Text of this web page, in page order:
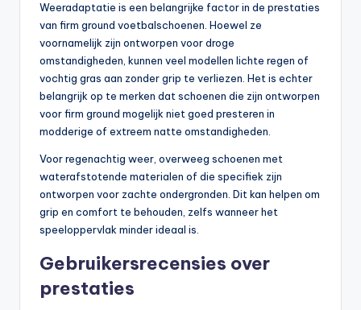
Weeradaptatie is een belangrijke factor in de prestaties
van firm ground voetbalschoenen. Hoewel ze
voornamelijk zijn ontworpen voor droge
omstandigheden, kunnen veel modellen lichte regen of
vochtig gras aan zonder grip te verliezen. Het is echter
belangrijk op te merken dat schoenen die zijn ontworpen
voor firm ground mogelijk niet goed presteren in
modderige of extreem natte omstandigheden.
Voor regenachtig weer, overweeg schoenen met
waterafstotende materialen of die specifiek zijn
ontworpen voor zachte ondergronden. Dit kan helpen om
grip en comfort te behouden, zelfs wanneer het
speeloppervlak minder ideaal is.
Gebruikersrecensies over
prestaties